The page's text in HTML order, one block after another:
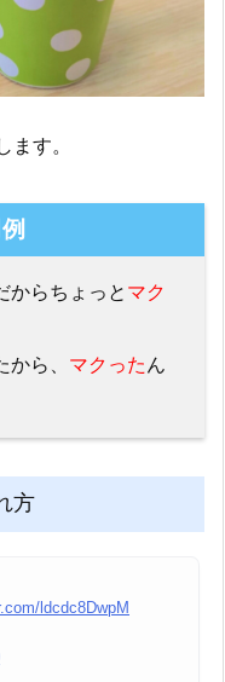
ます。
からちょっと マク
ら、 マクった ん
方
ldcdc8DwpM